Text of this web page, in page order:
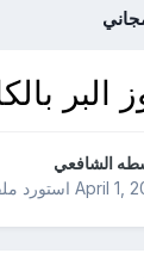
البر
الشافعي
April 1,استورد